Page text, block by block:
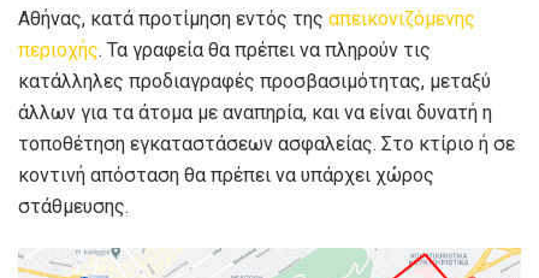
Αθήνας, κατά προτίμηση εντός της απεικονιζόμενης
περιοχής. Τα γραφεία θα πρέπει να πληρούν τις
κατάλληλες προδιαγραφές προσβασιμότητας, μεταξύ
άλλων για τα άτομα με αναπηρία, και να είναι δυνατή η
τοποθέτηση εγκαταστάσεων ασφαλείας. Στο κτίριο ή σε
κοντινή απόσταση θα πρέπει να υπάρχει χώρος
στάθμευσης.